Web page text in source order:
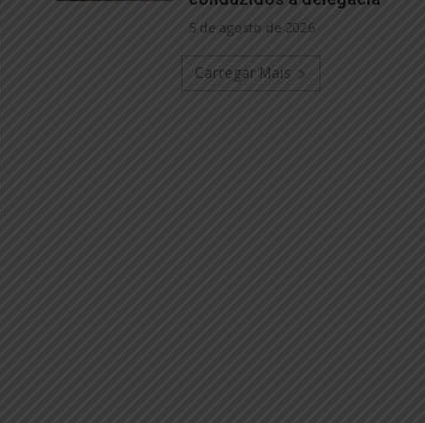
5 de agosto de 2026
Carregar Mais